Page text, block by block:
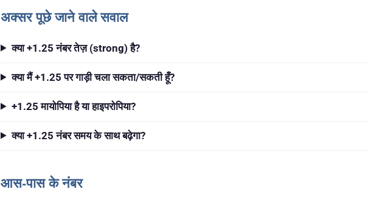
अक्सर पूछे जाने वाले सवाल
क्या +1.25 नंबर तेज़ (strong) है?
क्या मैं +1.25 पर गाड़ी चला सकता/सकती हूँ?
+1.25 मायोपिया है या हाइपरोपिया?
क्या +1.25 नंबर समय के साथ बढ़ेगा?
आस-पास के नंबर